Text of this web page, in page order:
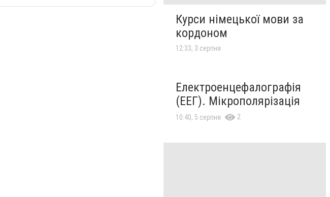
Курси німецької мови за
кордоном
12:33, 3 серпня
Електроенцефалографія
(ЕЕГ). Мікрополярізація
10:40, 5 серпня 2